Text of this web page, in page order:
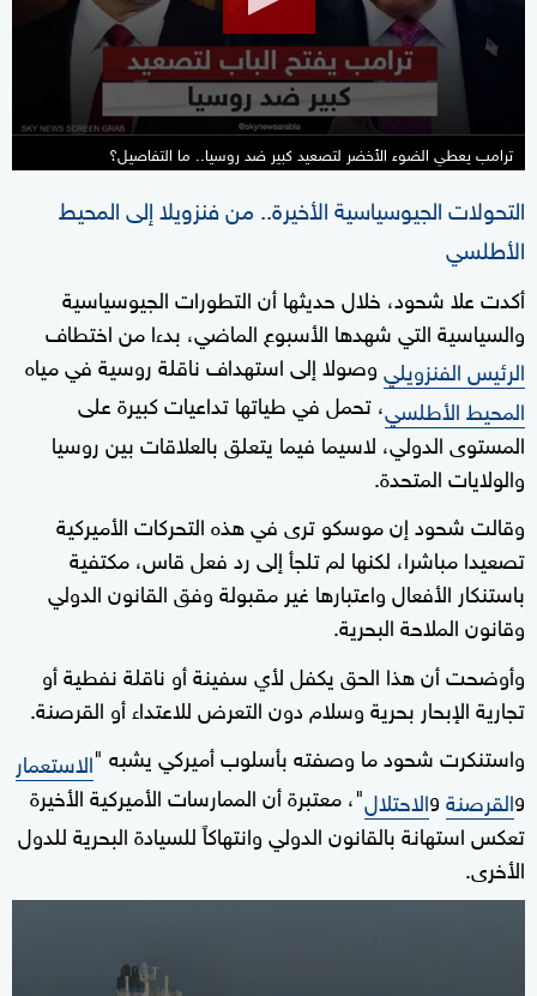
seconds
ترامب يعطي الضوء الأخضر لتصعيد كبير ضد روسيا.. ما التفاصيل؟
التحولات الجيوسياسية الأخيرة.. من فنزويلا إلى المحيط
الأطلسي
أكدت علا شحود، خلال حديثها أن التطورات الجيوسياسية
والسياسية التي شهدها الأسبوع الماضي، بدءا من اختطاف
الرئيس الفنزويليوصولا إلى استهداف ناقلة روسية في مياه
المحيط الأطلسي، تحمل في طياتها تداعيات كبيرة على
المستوى الدولي، لاسيما فيما يتعلق بالعلاقات بين روسيا
والولايات المتحدة.
وقالت شحود إن موسكو ترى في هذه التحركات الأميركية
تصعيدا مباشرا، لكنها لم تلجأ إلى رد فعل قاس، مكتفية
باستنكار الأفعال واعتبارها غير مقبولة وفق القانون الدولي
وقانون الملاحة البحرية.
وأوضحت أن هذا الحق يكفل لأي سفينة أو ناقلة نفطية أو
تجارية الإبحار بحرية وسلام دون التعرض للاعتداء أو القرصنة.
واستنكرت شحود ما وصفته بأسلوب أميركي يشبه "الاستعمار
والقرصنةوالاحتلال"، معتبرة أن الممارسات الأميركية الأخيرة
تعكس استهانة بالقانون الدولي وانتهاكاً للسيادة البحرية للدول
الأخرى.